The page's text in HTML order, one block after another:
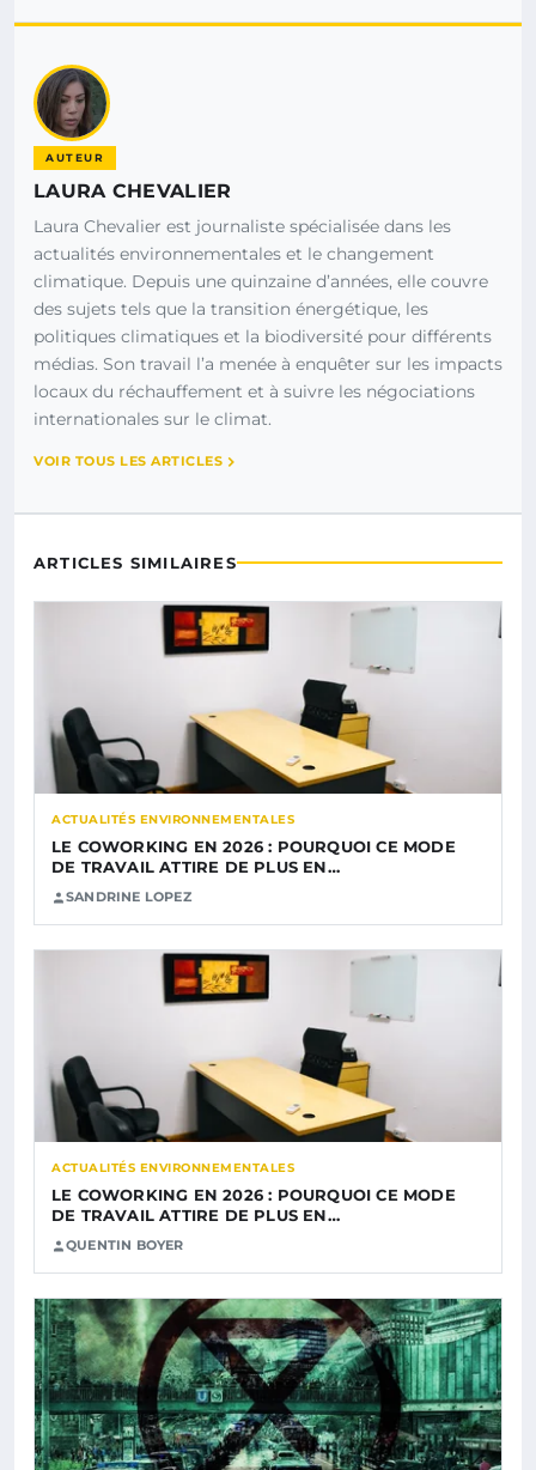
AUTEUR
LAURA CHEVALIER
Laura Chevalier est journaliste spécialisée dans les
actualités environnementales et le changement
climatique. Depuis une quinzaine d’années, elle couvre
des sujets tels que la transition énergétique, les
politiques climatiques et la biodiversité pour différents
médias. Son travail l’a menée à enquêter sur les impacts
locaux du réchauffement et à suivre les négociations
internationales sur le climat.
VOIR TOUS LES ARTICLES
ARTICLES SIMILAIRES
ACTUALITÉS ENVIRONNEMENTALES
LE COWORKING EN 2026 : POURQUOI CE MODE
DE TRAVAIL ATTIRE DE PLUS EN…
SANDRINE LOPEZ
ACTUALITÉS ENVIRONNEMENTALES
LE COWORKING EN 2026 : POURQUOI CE MODE
DE TRAVAIL ATTIRE DE PLUS EN…
QUENTIN BOYER